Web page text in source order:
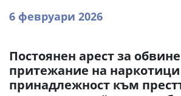
6 февруари 2026
Постоянен арест за
притежание на
принадлежност към